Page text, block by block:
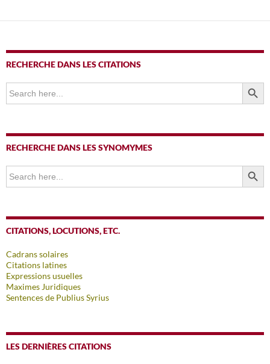
RECHERCHE DANS LES CITATIONS
Search
for:
SEARCH
RECHERCHE DANS LES SYNOMYMES
Search
for:
SEARCH
CITATIONS, LOCUTIONS, ETC.
Cadrans solaires
Citations latines
Expressions usuelles
Maximes Juridiques
Sentences de Publius Syrius
LES DERNIÈRES CITATIONS